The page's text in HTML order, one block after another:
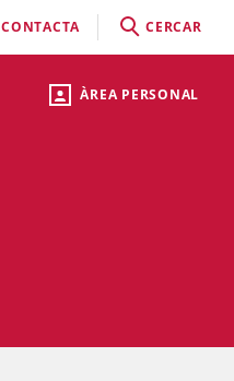
ÀREA PERSONAL
CONTACTA CERCAR